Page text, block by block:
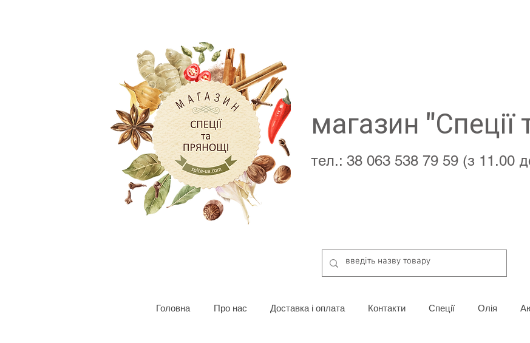
магазин
тел.: 38 063 538 79 59 (з 11.00
Головна Про нас Доставка і оплата Контакти Спеції Олія